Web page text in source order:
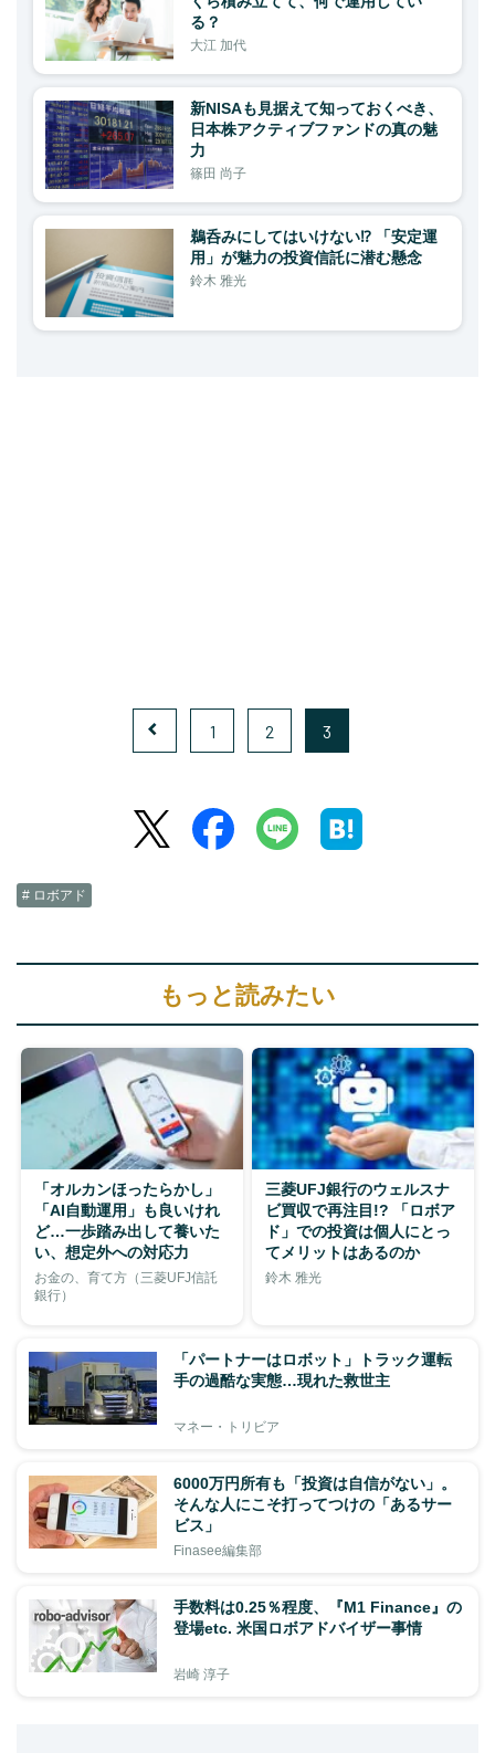
る？
大江 加代
新NISAも見据えて知っておくべき、
日本株アクティブファンドの真の魅
力
篠田 尚子
鵜呑みにしてはいけない⁉ 「安定運
用」が魅力の投資信託に潜む懸念
鈴木 雅光
1 2 3
# ロボアド
もっと読みたい
「オルカンほったらかし」
「AI自動運用」も良いけれ
ど…一歩踏み出して養いた
い、想定外への対応力
お金の、育て方（三菱UFJ信託
銀行）
三菱UFJ銀行のウェルスナ
ビ買収で再注目!? 「ロボア
ド」での投資は個人にとっ
てメリットはあるのか
鈴木 雅光
「パートナーはロボット」トラック運転
手の過酷な実態…現れた救世主
マネー・トリビア
6000万円所有も「投資は自信がない」。
そんな人にこそ打ってつけの「あるサー
ビス」
Finasee編集部
手数料は0.25％程度、『M1 Finance』の
登場etc. 米国ロボアドバイザー事情
岩崎 淳子